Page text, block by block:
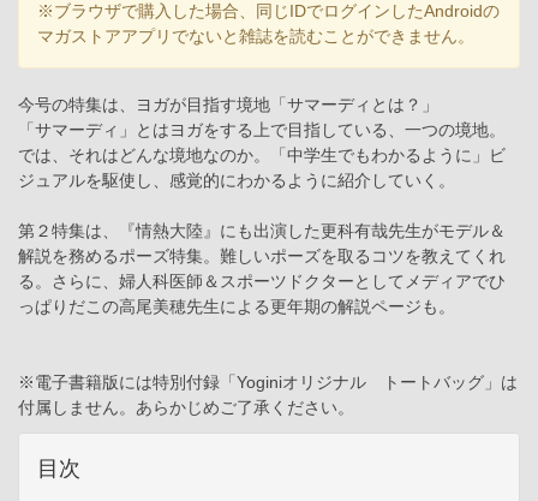
※ブラウザで購入した場合、同じIDでログインしたAndroidの
マガストアアプリでないと雑誌を読むことができません。
今号の特集は、ヨガが目指す境地「サマーディとは？」
「サマーディ」とはヨガをする上で目指している、一つの境地。
では、それはどんな境地なのか。「中学生でもわかるように」ビ
ジュアルを駆使し、感覚的にわかるように紹介していく。
第２特集は、『情熱大陸』にも出演した更科有哉先生がモデル＆
解説を務めるポーズ特集。難しいポーズを取るコツを教えてくれ
る。さらに、婦人科医師＆スポーツドクターとしてメディアでひ
っぱりだこの高尾美穂先生による更年期の解説ページも。
※電子書籍版には特別付録「Yoginiオリジナル トートバッグ」は
付属しません。あらかじめご了承ください。
目次